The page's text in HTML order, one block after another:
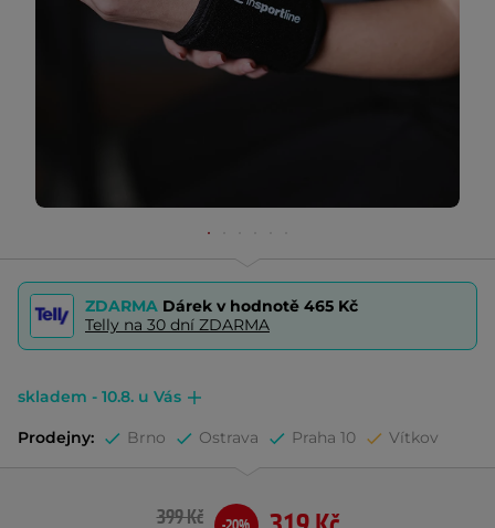
ZDARMA Dárek v hodnotě 465 Kč
Telly na 30 dní ZDARMA
skladem - 10.8. u Vás
Prodejny: Brno Ostrava Praha 10 Vítkov
399 Kč